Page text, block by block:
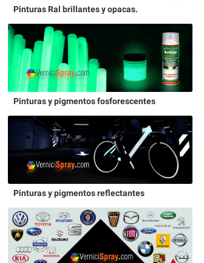
Pinturas Ral brillantes y opacas.
Pinturas y pigmentos fosforescentes
Pinturas y pigmentos reflectantes